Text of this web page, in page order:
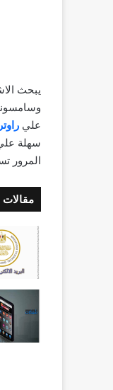
يبحث
علي
سهلة
المرور